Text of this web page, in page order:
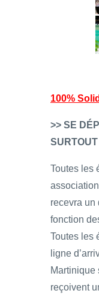
100%
>> SE
Toutes les
recevra un
fonction
Toutes les
ligne
Martinique
reçoivent